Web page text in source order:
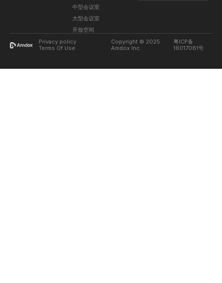
中型会议室
大型会议室
开放空间
Privacy policy
Terms Of Use
Copyright © 2025
Amdox Inc.
粤ICP备
16017081号